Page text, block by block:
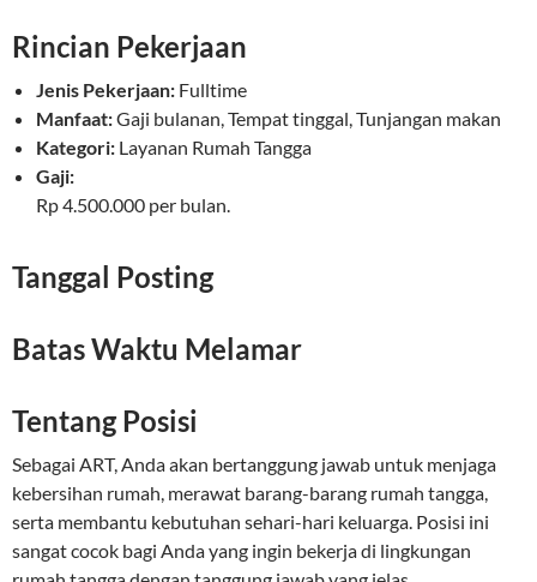
Rincian Pekerjaan
Jenis Pekerjaan: Fulltime
Manfaat:Gaji bulanan, Tempat tinggal, Tunjangan makan
Kategori: Layanan Rumah Tangga
Gaji:
Rp 4.500.000 per bulan.
Tanggal Posting
Batas Waktu Melamar
Tentang Posisi
Sebagai ART, Anda akan bertanggung jawab untuk menjaga
kebersihan rumah, merawat barang-barang rumah tangga,
serta membantu kebutuhan sehari-hari keluarga. Posisi ini
sangat cocok bagi Anda yang ingin bekerja di lingkungan